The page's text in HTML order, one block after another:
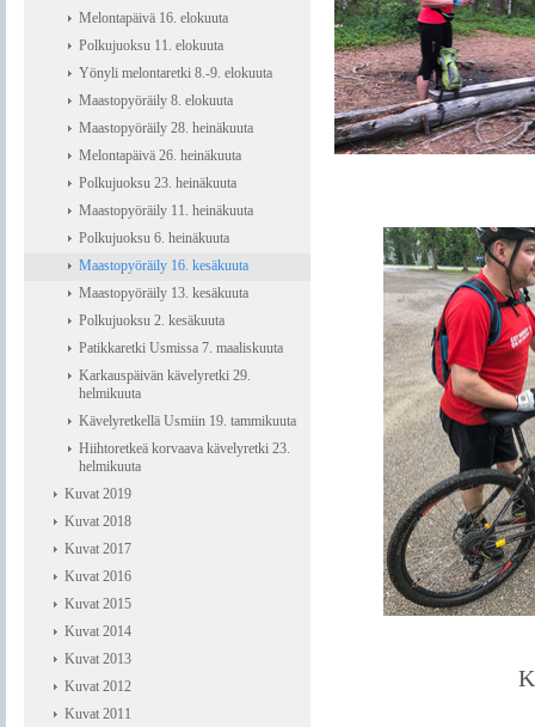
Melontapäivä 16. elokuuta
Polkujuoksu 11. elokuuta
Yönyli melontaretki 8.-9. elokuuta
Maastopyöräily 8. elokuuta
Maastopyöräily 28. heinäkuuta
Melontapäivä 26. heinäkuuta
Polkujuoksu 23. heinäkuuta
Maastopyöräily 11. heinäkuuta
Polkujuoksu 6. heinäkuuta
Maastopyöräily 16. kesäkuuta
Maastopyöräily 13. kesäkuuta
Polkujuoksu 2. kesäkuuta
Patikkaretki Usmissa 7. maaliskuuta
Karkauspäivän kävelyretki 29.
helmikuuta
Kävelyretkellä Usmiin 19. tammikuuta
Hiihtoretkeä korvaava kävelyretki 23.
helmikuuta
Kuvat 2019
Kuvat 2018
Kuvat 2017
Kuvat 2016
Kuvat 2015
Kuvat 2014
Kuvat 2013
Kuvat 2012
Kuvat 2011